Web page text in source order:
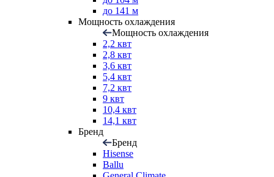
до 141 м
Мощность охлаждения
Мощность охлаждения
2,2 квт
2,8 квт
3,6 квт
5,4 квт
7,2 квт
9 квт
10,4 квт
14,1 квт
Бренд
Бренд
Hisense
Ballu